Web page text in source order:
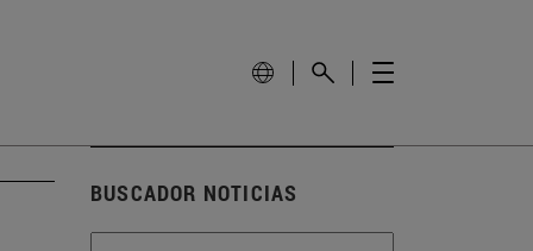
BUSCADOR NOTICIAS